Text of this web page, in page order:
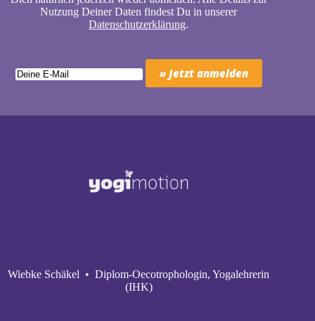
Nutzung Deiner Daten findest Du in unserer
Datenschutzerklärung.
Wiebke Schäkel • Diplom-Oecotrophologin, Yogalehrerin
(IHK)